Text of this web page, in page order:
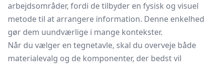
arbejdsområder, fordi de tilbyder en fysisk og visuel
metode til at arrangere information. Denne enkelhed
gør dem uundværlige i mange kontekster.
Når du vælger en tegnetavle, skal du overveje både
materialevalg og de komponenter, der bedst vil